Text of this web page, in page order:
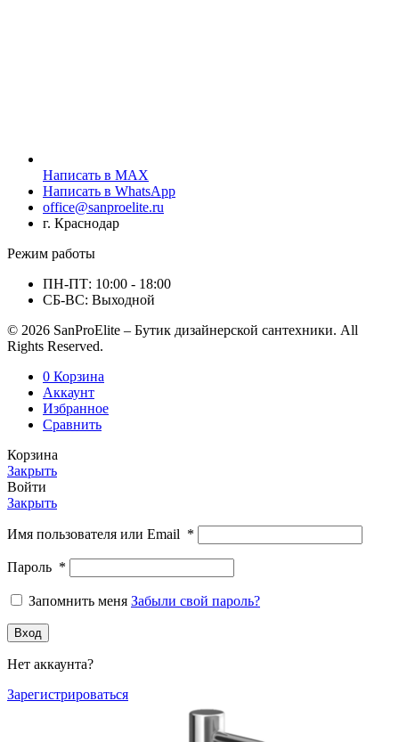
Написать в MAX
Написать в WhatsApp
office@sanproelite.ru
г. Краснодар
Режим работы
ПН-ПТ: 10:00 - 18:00
СБ-ВС: Выходной
© 2026 SanProElite – Бутик дизайнерской сантехники. All
Rights Reserved.
0 Корзина
Аккаунт
Избранное
Сравнить
Корзина
Закрыть
Войти
Закрыть
Имя пользователя или Email *
Пароль *
Запомнить меня Забыли свой пароль?
Вход
Нет аккаунта?
Зарегистрироваться